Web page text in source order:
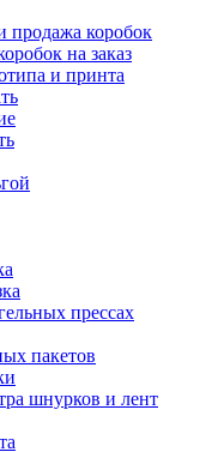
продажа коробок
на заказ
и принта
прессах
пакетов
шнурков и лент